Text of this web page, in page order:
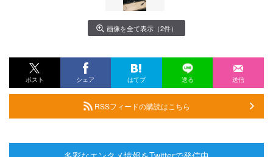
画像を全て表示（2件）
ポスト シェア はてブ 送る 送信
RSSフィードの購読はこちら